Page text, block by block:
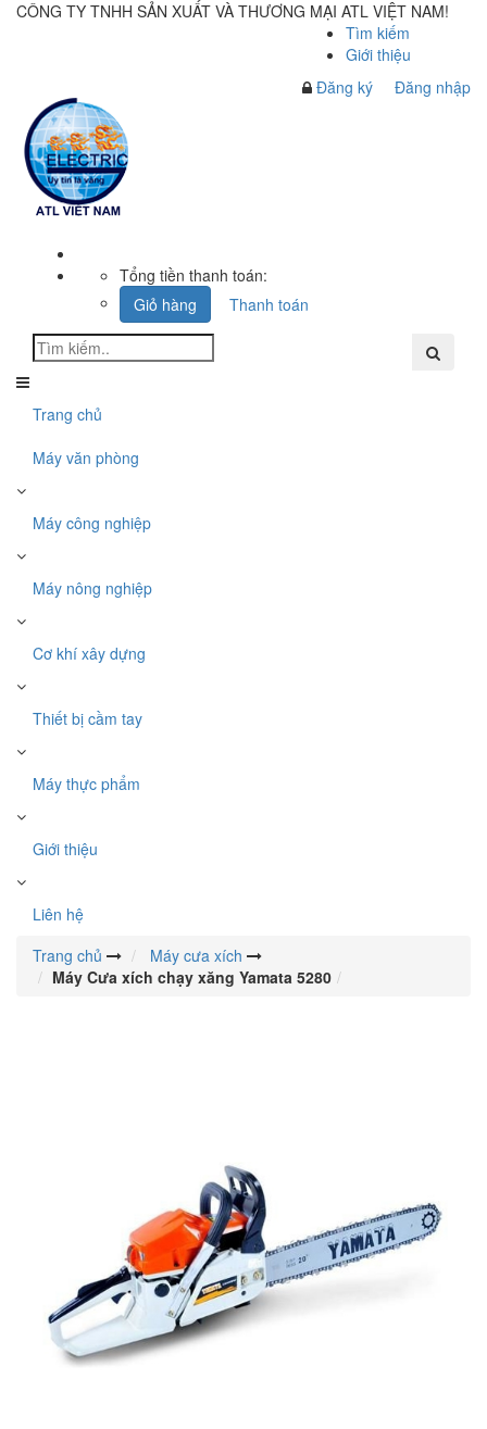
CÔNG TY TNHH SẢN XUẤT VÀ THƯƠNG MẠI ATL VIỆT NAM!
Tìm kiếm
Giới thiệu
Đăng ký
Đăng nhập
Tổng tiền thanh toán:
Giỏ hàng
Thanh toán
Trang chủ
Máy văn phòng
Máy công nghiệp
Máy nông nghiệp
Cơ khí xây dựng
Thiết bị cầm tay
Máy thực phẩm
Giới thiệu
Liên hệ
Trang chủ
Máy cưa xích
Máy Cưa xích chạy xăng Yamata 5280